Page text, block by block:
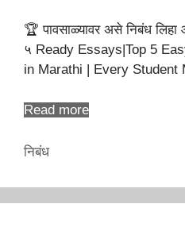
🏆 पावसाळ्यावर असे निबंध लिहा
५ Ready Essays|Top 5
in Marathi | Every
Read more
Categories
निबंध